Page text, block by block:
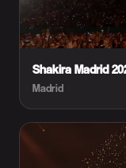
Shakira Madrid
Madrid